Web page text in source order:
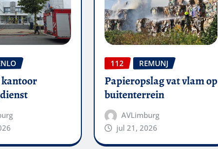
112 REMUNJ
Papieropslag vat vlam op
buitenterrein
AVLimburg
jul 21, 2026